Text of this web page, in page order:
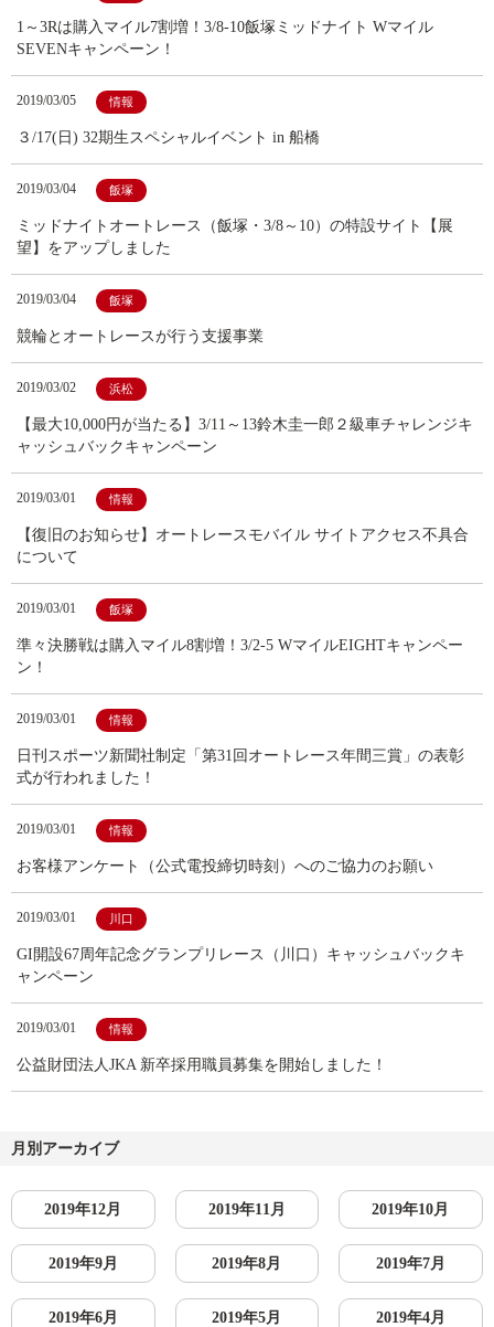
1～3Rは購入マイル7割増！3/8-10飯塚ミッドナイト Wマイル
SEVENキャンペーン！
2019/03/05 情報
３/17(日) 32期生スペシャルイベント in 船橋
2019/03/04 飯塚
ミッドナイトオートレース（飯塚・3/8～10）の特設サイト【展
望】をアップしました
2019/03/04 飯塚
競輪とオートレースが行う支援事業
2019/03/02 浜松
【最大10,000円が当たる】3/11～13鈴木圭一郎２級車チャレンジキ
ャッシュバックキャンペーン
2019/03/01 情報
【復旧のお知らせ】オートレースモバイル サイトアクセス不具合
について
2019/03/01 飯塚
準々決勝戦は購入マイル8割増！3/2-5 WマイルEIGHTキャンペー
ン！
2019/03/01 情報
日刊スポーツ新聞社制定「第31回オートレース年間三賞」の表彰
式が行われました！
2019/03/01 情報
お客様アンケート（公式電投締切時刻）へのご協力のお願い
2019/03/01 川口
GI開設67周年記念グランプリレース（川口）キャッシュバックキ
ャンペーン
2019/03/01 情報
公益財団法人JKA 新卒採用職員募集を開始しました！
月別アーカイブ
2019年12月 2019年11月 2019年10月
2019年9月 2019年8月 2019年7月
2019年6月 2019年5月 2019年4月